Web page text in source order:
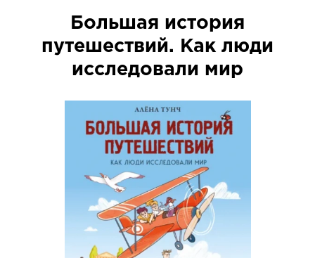
Большая история
путешествий. Как люди
исследовали мир